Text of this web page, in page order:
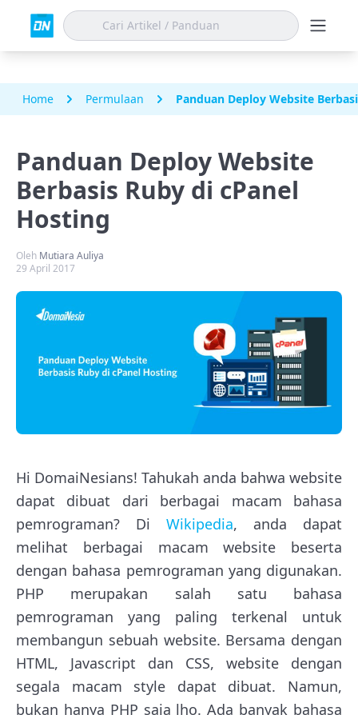
Home Permulaan Panduan Deploy Website
Panduan Deploy Website
Berbasis Ruby di cPanel
Hosting
Oleh Mutiara Auliya
29 April 2017
Hi DomaiNesians! Tahukah anda bahwa website
dapat dibuat dari berbagai macam bahasa
pemrograman? Di Wikipedia, anda dapat
melihat berbagai macam website beserta
dengan bahasa pemrograman yang digunakan.
PHP merupakan salah satu bahasa
pemrograman yang paling terkenal untuk
membangun sebuah website. Bersama dengan
HTML, Javascript dan CSS, website dengan
segala macam style dapat dibuat. Namun,
bukan hanya PHP saja lho. Ada banyak bahasa